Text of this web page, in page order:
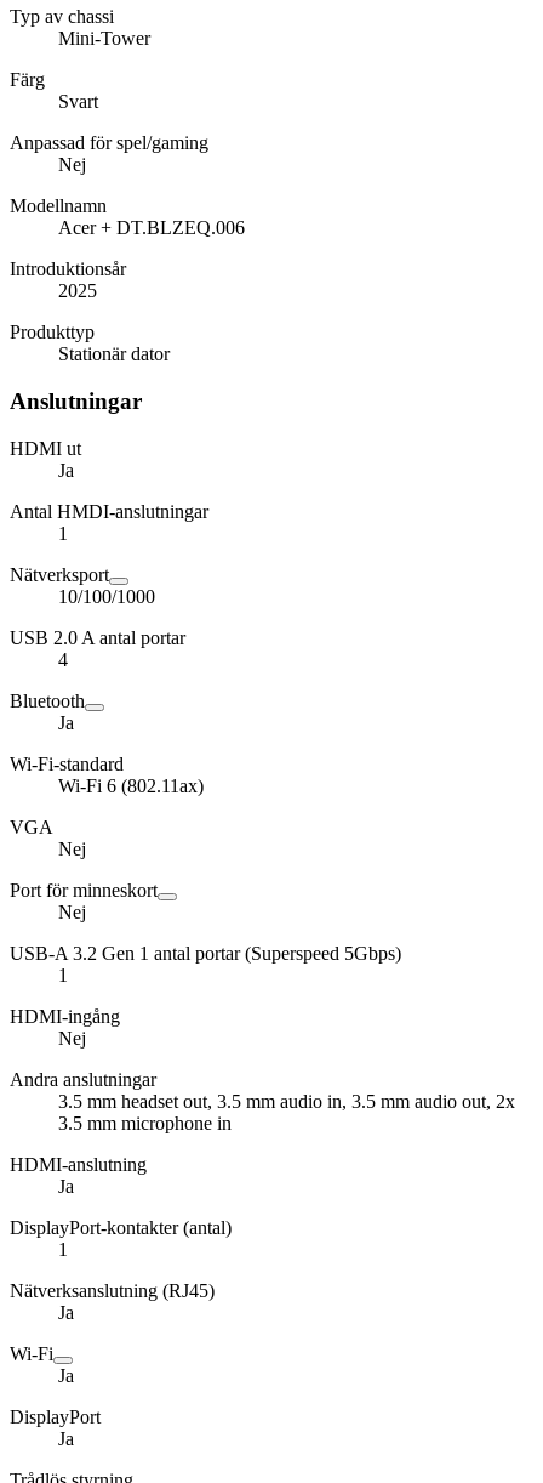
Typ av chassi
Mini-Tower
Färg
Svart
Anpassad för spel/gaming
Nej
Modellnamn
Acer + DT.BLZEQ.006
Introduktionsår
2025
Produkttyp
Stationär dator
Anslutningar
HDMI ut
Ja
Antal HMDI-anslutningar
1
Nätverksport
10/100/1000
USB 2.0 A antal portar
4
Bluetooth
Ja
Wi-Fi-standard
Wi-Fi 6 (802.11ax)
VGA
Nej
Port för minneskort
Nej
USB-A 3.2 Gen 1 antal portar (Superspeed 5Gbps)
1
HDMI-ingång
Nej
Andra anslutningar
3.5 mm headset out, 3.5 mm audio in, 3.5 mm audio out, 2x
3.5 mm microphone in
HDMI-anslutning
Ja
DisplayPort-kontakter (antal)
1
Nätverksanslutning (RJ45)
Ja
Wi-Fi
Ja
DisplayPort
Ja